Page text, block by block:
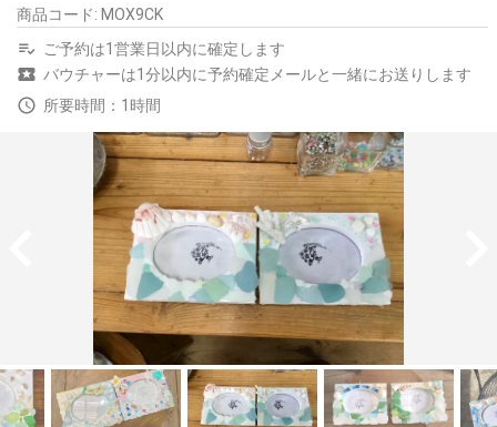
商品コード: MOX9CK
ご予約は1営業日以内に確定します
バウチャーは1分以内に予約確定メールと一緒にお送りします
所要時間：1時間